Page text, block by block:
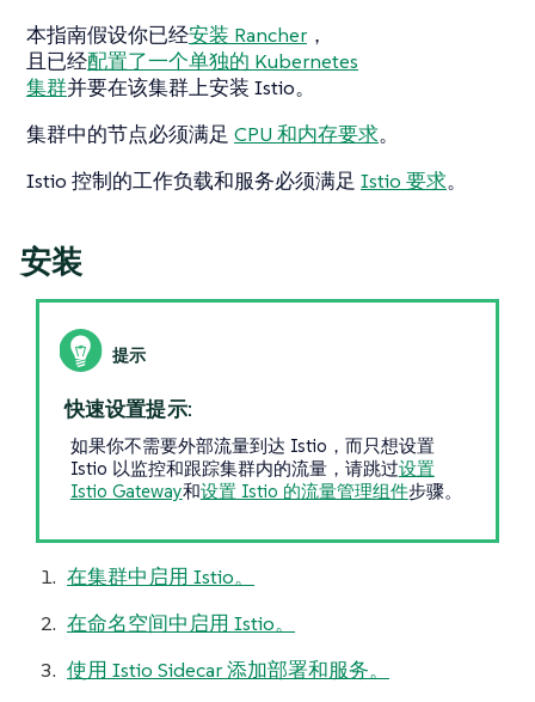
本指南假设你已经安装 Rancher ，
且已经配置了一个单独的 Kubernetes
集群并要在该集群上安装 Istio。
集群中的节点必须满足 CPU 和内存要求。
Istio 控制的工作负载和服务必须满足 Istio 要求。
安装
快速设置提示:
如果你不需要外部流量到达 Istio，而只想设置
Istio 以监控和跟踪集群内的流量，请跳过设置
Istio Gateway和设置 Istio 的流量管理组件步骤。
在集群中启用 Istio。
在命名空间中启用 Istio。
使用 Istio Sidecar 添加部署和服务。